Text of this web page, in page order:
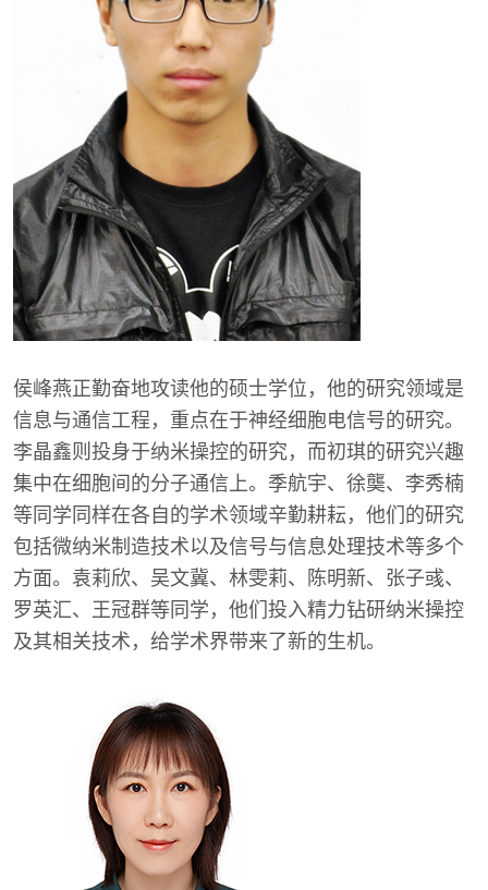
侯峰燕正勤奋地攻读他的硕士学位，他的研究领域是
信息与通信工程，重点在于神经细胞电信号的研究。
李晶鑫则投身于纳米操控的研究，而初琪的研究兴趣
集中在细胞间的分子通信上。季航宇、徐龑、李秀楠
等同学同样在各自的学术领域辛勤耕耘，他们的研究
包括微纳米制造技术以及信号与信息处理技术等多个
方面。袁莉欣、吴文冀、林雯莉、陈明新、张子彧、
罗英汇、王冠群等同学，他们投入精力钻研纳米操控
及其相关技术，给学术界带来了新的生机。